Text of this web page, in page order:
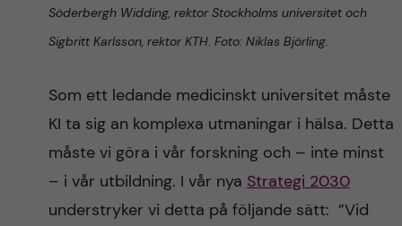
Söderbergh Widding, rektor Stockholms universitet och
Sigbritt Karlsson, rektor KTH. Foto: Niklas Björling.
Som ett ledande medicinskt universitet måste
KI ta sig an komplexa utmaningar i hälsa. Detta
måste vi göra i vår forskning och – inte minst
– i vår utbildning. I vår nya Strategi 2030
understryker vi detta på följande sätt: ”Vid